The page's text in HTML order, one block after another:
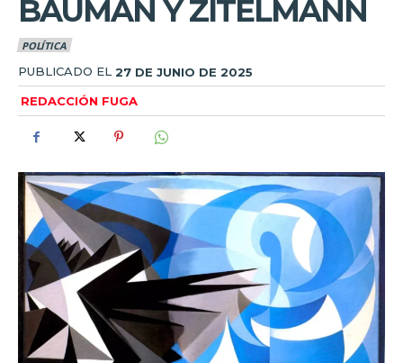
BAUMAN Y ZITELMANN
POLÍTICA
PUBLICADO EL 27 DE JUNIO DE 2025
REDACCIÓN FUGA